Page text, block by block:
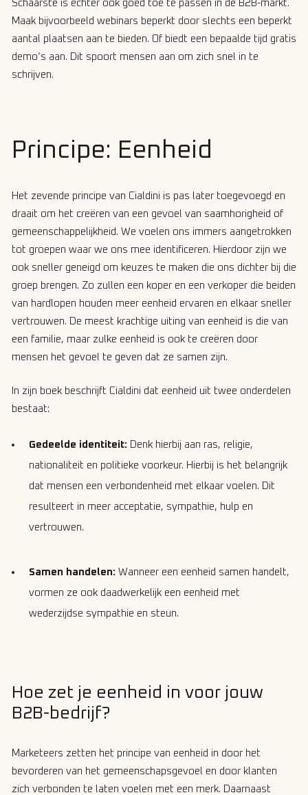
Schaarste is echter ook goed toe te passen in de B2B-markt.
Maak bijvoorbeeld webinars beperkt door slechts een beperkt
aantal plaatsen aan te bieden. Of biedt een bepaalde tijd gratis
demo’s aan. Dit spoort mensen aan om zich snel in te
schrijven.
Principe: Eenheid
Het zevende principe van Cialdini is pas later toegevoegd en
draait om het creëren van een gevoel van saamhorigheid of
gemeenschappelijkheid. We voelen ons immers aangetrokken
tot groepen waar we ons mee identificeren. Hierdoor zijn we
ook sneller geneigd om keuzes te maken die ons dichter bij die
groep brengen. Zo zullen een koper en een verkoper die beiden
van hardlopen houden meer eenheid ervaren en elkaar sneller
vertrouwen. De meest krachtige uiting van eenheid is die van
een familie, maar zulke eenheid is ook te creëren door
mensen het gevoel te geven dat ze samen zijn.
In zijn boek beschrijft Cialdini dat eenheid uit twee onderdelen
bestaat:
Gedeelde identiteit: Denk hierbij aan ras, religie,
nationaliteit en politieke voorkeur. Hierbij is het belangrijk
dat mensen een verbondenheid met elkaar voelen. Dit
resulteert in meer acceptatie, sympathie, hulp en
vertrouwen.
Samen handelen: Wanneer een eenheid samen handelt,
vormen ze ook daadwerkelijk een eenheid met
wederzijdse sympathie en steun.
Hoe zet je eenheid in voor jouw
B2B-bedrijf?
Marketeers zetten het principe van eenheid in door het
bevorderen van het gemeenschapsgevoel en door klanten
zich verbonden te laten voelen met een merk. Daarnaast